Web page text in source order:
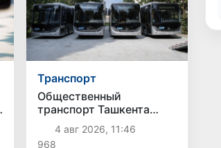
Транспорт
Общественный
транспорт Ташкента
пополнился еще 10
современными
4 авг 2026, 11:46
968